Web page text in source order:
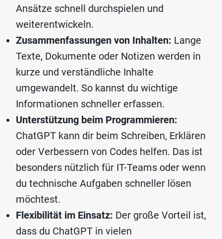
Ansätze schnell durchspielen und
weiterentwickeln.
Zusammenfassungen von Inhalten: Lange
Texte, Dokumente oder Notizen werden in
kurze und verständliche Inhalte
umgewandelt. So kannst du wichtige
Informationen schneller erfassen.
Unterstützung beim Programmieren:
ChatGPT kann dir beim Schreiben, Erklären
oder Verbessern von Codes helfen. Das ist
besonders nützlich für IT-Teams oder wenn
du technische Aufgaben schneller lösen
möchtest.
Flexibilität im Einsatz: Der große Vorteil ist,
dass du ChatGPT in vielen